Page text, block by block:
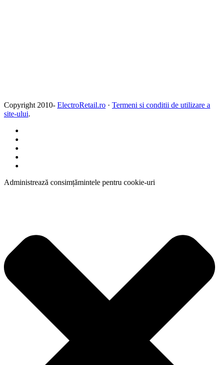
Copyright 2010- ElectroRetail.ro · Termeni si conditii de utilizare a
site-ului.
Administrează consimțămintele pentru cookie-uri